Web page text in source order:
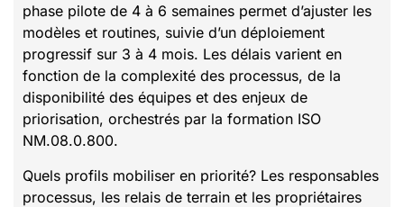
phase pilote de 4 à 6 semaines permet d’ajuster les
modèles et routines, suivie d’un déploiement
progressif sur 3 à 4 mois. Les délais varient en
fonction de la complexité des processus, de la
disponibilité des équipes et des enjeux de
priorisation, orchestrés par la formation ISO
NM.08.0.800.
Quels profils mobiliser en priorité? Les responsables
processus, les relais de terrain et les propriétaires